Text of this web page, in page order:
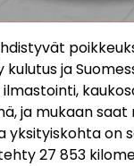
kulutus ja
ja mukaan
yksityiskohta on
27 853